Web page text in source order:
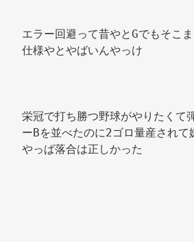
エラー回避って昔やとGでもそこ
仕様やとやばいんやっけ
栄冠で打ち勝つ野球がやりたくて
ーBを並べたのに2ゴロ量産されて
やっぱ落合は正しかった